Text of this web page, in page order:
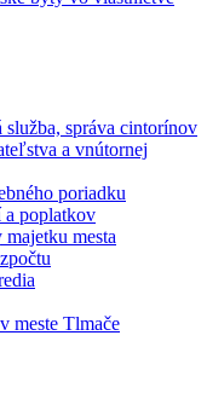
správa cintorínov
a vnútornej
poriadku
a poplatkov
mesta
meste Tlmače